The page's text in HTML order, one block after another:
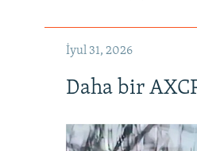
İyul 31, 2026
Daha bir